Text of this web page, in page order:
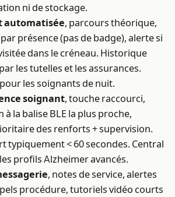
ni de stockage.
automatisée, parcours théorique,
présence (pas de badge), alerte si
dans le créneau. Historique
les tutelles et les assurances.
les soignants de nuit.
soignant, touche raccourci,
la balise BLE la plus proche,
des renforts + supervision.
typiquement < 60 secondes. Central
profils Alzheimer avancés.
, notes de service, alertes
procédure, tutoriels vidéo courts